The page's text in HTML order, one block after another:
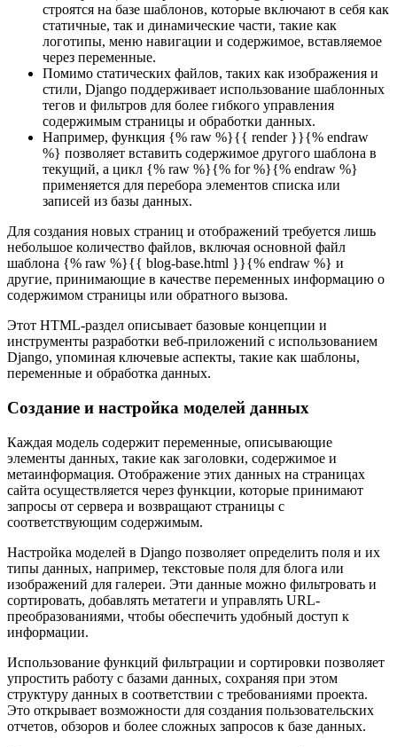
строятся на базе шаблонов, которые включают в себя как
статичные, так и динамические части, такие как
логотипы, меню навигации и содержимое, вставляемое
через переменные.
Помимо статических файлов, таких как изображения и
стили, Django поддерживает использование шаблонных
тегов и фильтров для более гибкого управления
содержимым страницы и обработки данных.
Например, функция {% raw %}{{ render }}{% endraw
%} позволяет вставить содержимое другого шаблона в
текущий, а цикл {% raw %}{% for %}{% endraw %}
применяется для перебора элементов списка или
записей из базы данных.
Для создания новых страниц и отображений требуется лишь
небольшое количество файлов, включая основной файл
шаблона {% raw %}{{ blog-base.html }}{% endraw %} и
другие, принимающие в качестве переменных информацию о
содержимом страницы или обратного вызова.
Этот HTML-раздел описывает базовые концепции и
инструменты разработки веб-приложений с использованием
Django, упоминая ключевые аспекты, такие как шаблоны,
переменные и обработка данных.
Создание и настройка моделей данных
Каждая модель содержит переменные, описывающие
элементы данных, такие как заголовки, содержимое и
метаинформация. Отображение этих данных на страницах
сайта осуществляется через функции, которые принимают
запросы от сервера и возвращают страницы с
соответствующим содержимым.
Настройка моделей в Django позволяет определить поля и их
типы данных, например, текстовые поля для блога или
изображений для галереи. Эти данные можно фильтровать и
сортировать, добавлять метатеги и управлять URL-
преобразованиями, чтобы обеспечить удобный доступ к
информации.
Использование функций фильтрации и сортировки позволяет
упростить работу с базами данных, сохраняя при этом
структуру данных в соответствии с требованиями проекта.
Это открывает возможности для создания пользовательских
отчетов, обзоров и более сложных запросов к базе данных.